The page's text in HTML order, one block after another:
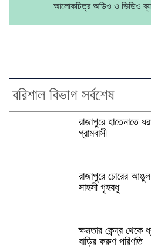
আলোকচিত্র অডিও ও ভিডিও
বরিশাল বিভাগ সর্বশেষ
রাজাপুরে হাতেনাতে
গ্রামবাসী
রাজাপুরে চোরের
সাহসী গৃহবধূ
ক্ষমতার কেন্দ্র
বাড়ির করুণ পরিণতি